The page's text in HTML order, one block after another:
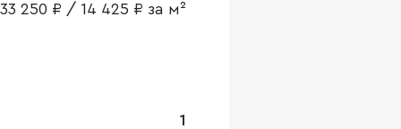
250 ₽ / 14 425 ₽ за м²
1